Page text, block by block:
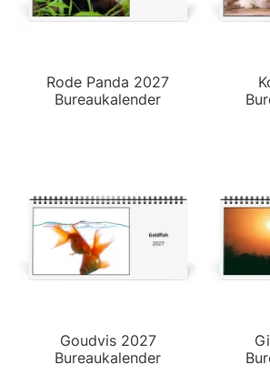
Rode Panda 2027
Bureaukalender
Goudvis 2027
Bureaukalender